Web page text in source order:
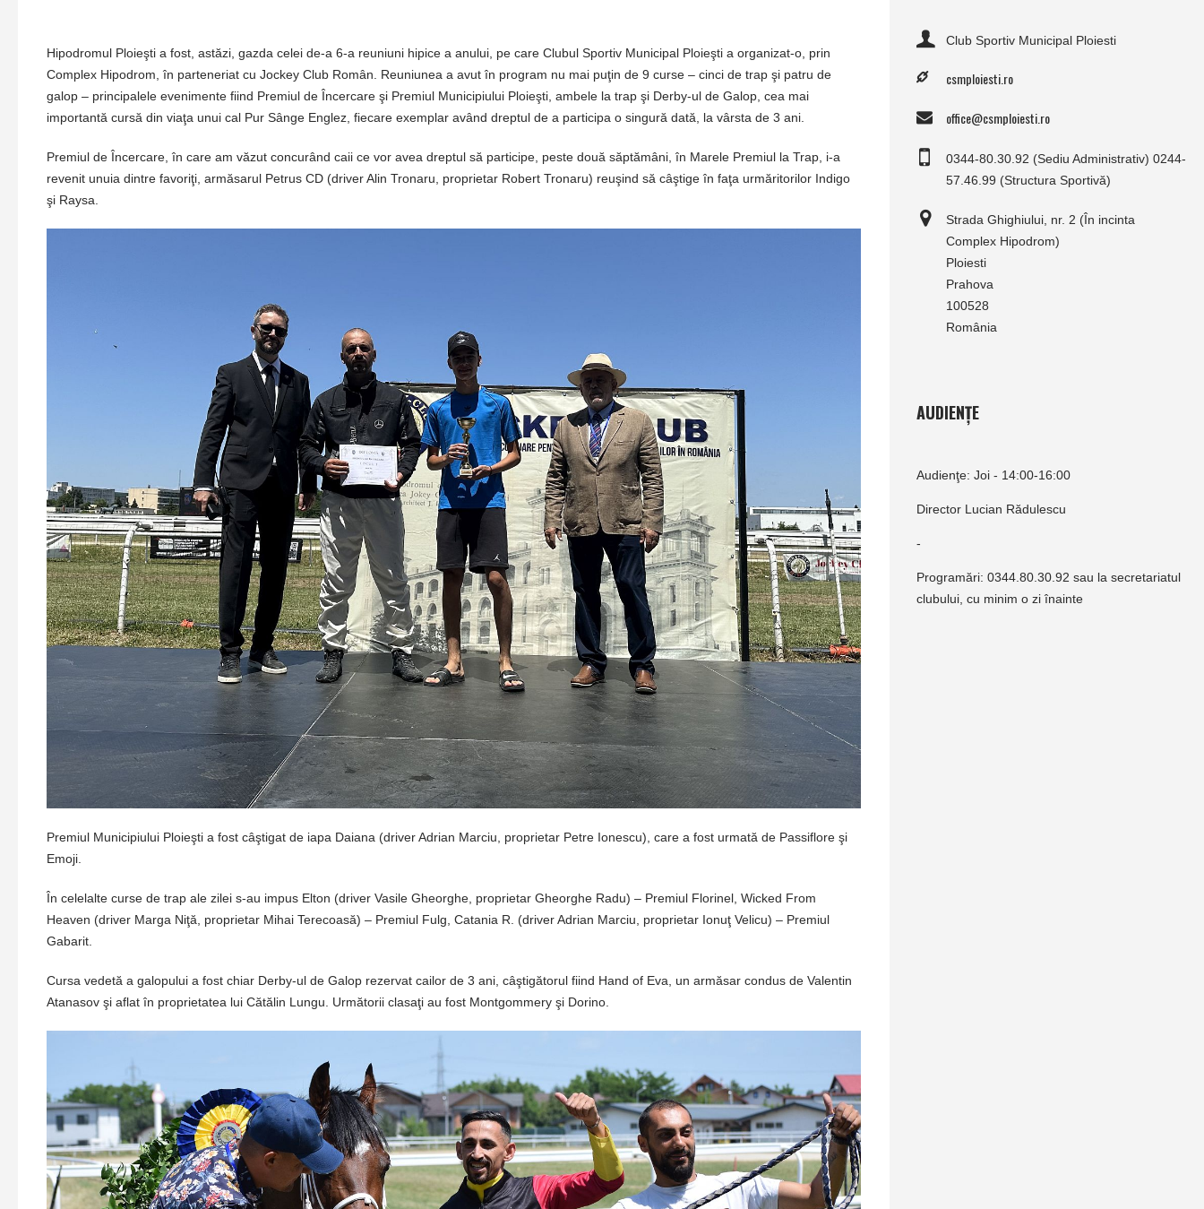
Hipodromul Ploieşti a fost, astăzi, gazda celei de-a 6-a reuniuni hipice a anului, pe care Clubul Sportiv Municipal Ploieşti a organizat-o, prin
Complex Hipodrom, în parteneriat cu Jockey Club Român. Reuniunea a avut în program nu mai puţin de 9 curse – cinci de trap şi patru de
galop – principalele evenimente fiind Premiul de Încercare şi Premiul Municipiului Ploieşti, ambele la trap şi Derby-ul de Galop, cea mai
importantă cursă din viaţa unui cal Pur Sânge Englez, fiecare exemplar având dreptul de a participa o singură dată, la vârsta de 3 ani.
Premiul de Încercare, în care am văzut concurând caii ce vor avea dreptul să participe, peste două săptămâni, în Marele Premiul la Trap, i-a
revenit unuia dintre favoriţi, armăsarul Petrus CD (driver Alin Tronaru, proprietar Robert Tronaru) reuşind să câştige în faţa urmăritorilor Indigo
şi Raysa.
Premiul Municipiului Ploieşti a fost câştigat de iapa Daiana (driver Adrian Marciu, proprietar Petre Ionescu), care a fost urmată de Passiflore şi
Emoji.
În celelalte curse de trap ale zilei s-au impus Elton (driver Vasile Gheorghe, proprietar Gheorghe Radu) – Premiul Florinel, Wicked From
Heaven (driver Marga Niţă, proprietar Mihai Terecoasă) – Premiul Fulg, Catania R. (driver Adrian Marciu, proprietar Ionuţ Velicu) – Premiul
Gabarit.
Cursa vedetă a galopului a fost chiar Derby-ul de Galop rezervat cailor de 3 ani, câştigătorul fiind Hand of Eva, un armăsar condus de Valentin
Atanasov şi aflat în proprietatea lui Cătălin Lungu. Următorii clasaţi au fost Montgommery şi Dorino.
Club Sportiv Municipal Ploiesti
csmploiesti.ro
office@csmploiesti.ro
0344-80.30.92 (Sediu Administrativ) 0244-
57.46.99 (Structura Sportivă)
Strada Ghighiului, nr. 2 (În incinta
Complex Hipodrom)
Ploiesti
Prahova
100528
România
AUDIENȚE
Audienţe: Joi - 14:00-16:00
Director Lucian Rădulescu
-
Programări: 0344.80.30.92 sau la secretariatul
clubului, cu minim o zi înainte